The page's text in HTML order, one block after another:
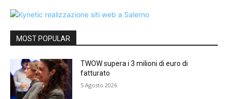
MOST POPULAR
TWOW supera i 3 milioni di euro di
fatturato
5 Agosto 2026